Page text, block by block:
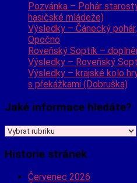
Pozvánka – Pohár
hasičské mládeže)
Výsledky – Čánecký
Opočno
Roveňský Soptík –
Výsledky – Roveňský
Výsledky – krajské kolo
s překážkami (Dobruška)
Jaké informace hledáte?
Jaké
hledáte?
Historie stránek
Červenec 2026